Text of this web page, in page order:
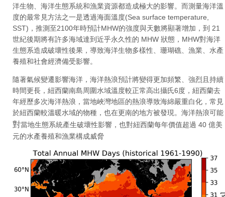
洋生物、海洋生態系統和漁業資源都造成極大的影響。而測量海洋溫
度的最常見方法之一是透過海面溫度(Sea surface temperature,
SST)，推測至2100年時預計MHW的強度與天數將顯著增加，到 21
世紀後期將有許多海域達到近乎永久性的 MHW 狀態，MHW對海洋
生態系造成破壞性後果，導致海洋生物多樣性、珊瑚礁、漁業、水產
養殖和社會經濟備受影響。
隨著氣候變遷影響海洋，海洋熱浪預計將變得更加頻繁、強烈且持續
時間更長，紐西蘭南島周圍水域溫度較正常高出攝氏6度，紐西蘭去
年經歷多次海洋熱浪，當地峽灣地區的熱浪導致海綿嚴重白化，常見
於紐西蘭較溫暖水域的物種，也在更南的地方被發現。海洋熱浪可能
對當地生態系統產生破壞性影響，也對紐西蘭每年價值超過 40 億美
元的水產養殖和漁業構成威脅